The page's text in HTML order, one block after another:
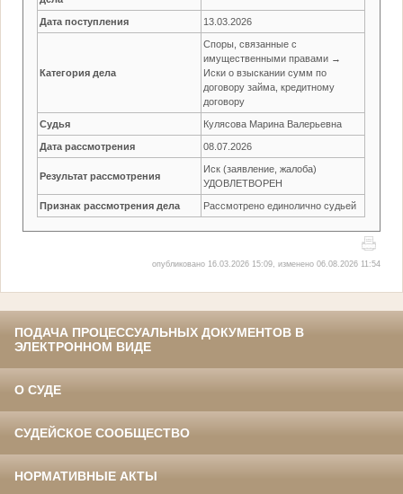
Дата поступления 13.03.2026
Категория дела
Споры, связанные с
имущественными правами →
Иски о взыскании сумм по
договору займа, кредитному
договору
Судья Кулясова Марина Валерьевна
Дата рассмотрения 08.07.2026
Результат рассмотрения
Иск (заявление, жалоба)
УДОВЛЕТВОРЕН
Признак рассмотрения дела Рассмотрено единолично судьей
опубликовано 16.03.2026 15:09, изменено 06.08.2026 11:54
ПОДАЧА ПРОЦЕССУАЛЬНЫХ ДОКУМЕНТОВ В
ЭЛЕКТРОННОМ ВИДЕ
О СУДЕ
СУДЕЙСКОЕ СООБЩЕСТВО
НОРМАТИВНЫЕ АКТЫ